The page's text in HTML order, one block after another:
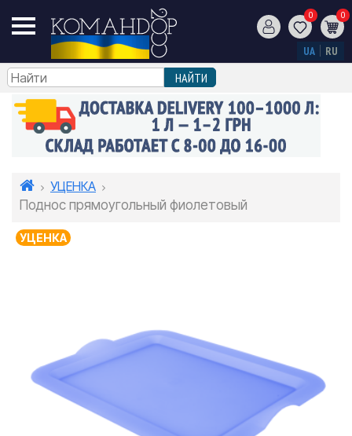
0 0
UA RU
УЦЕНКА
Поднос прямоугольный фиолетовый
УЦЕНКА